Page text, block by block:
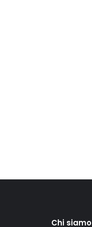
Chi siamo